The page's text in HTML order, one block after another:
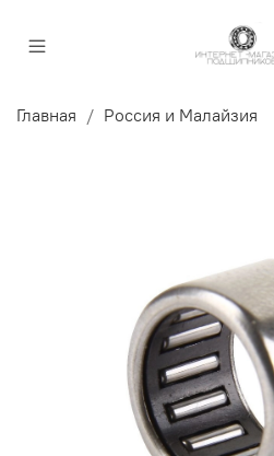
Главная Россия и Малайзия